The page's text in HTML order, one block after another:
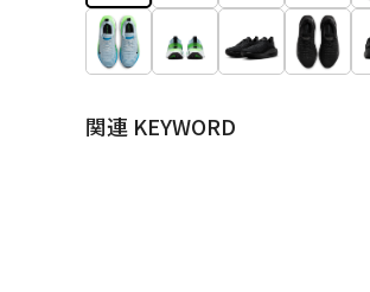
関連 KEYWORD